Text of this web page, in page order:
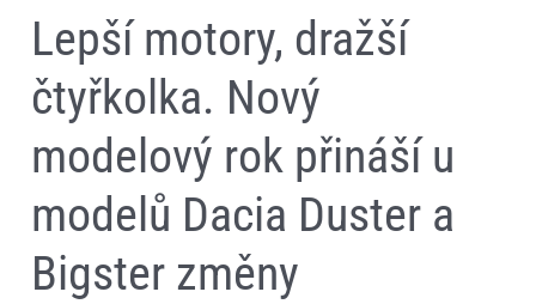
Lepší motory, dražší
čtyřkolka. Nový
modelový rok přináší u
modelů Dacia Duster a
Bigster změny